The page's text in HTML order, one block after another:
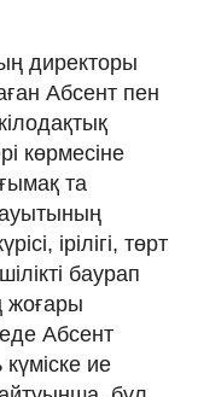
директоры
Абсент пен
көрмесіне
та
ірілігі, төрт
баурап
жоғары
Абсент
ие